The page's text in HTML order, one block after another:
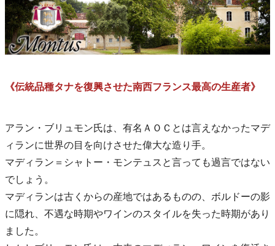
《伝統品種タナを復興させた南西フランス最高の生産者》
アラン・ブリュモン氏は、有名ＡＯＣとは言えなかったマデ
ィランに世界の目を向けさせた偉大な造り手。
マディラン＝シャトー・モンテュスと言っても過言ではない
でしょう。
マディランは古くからの産地ではあるものの、ボルドーの影
に隠れ、不遇な時期やワインのスタイルを失った時期があり
ました。